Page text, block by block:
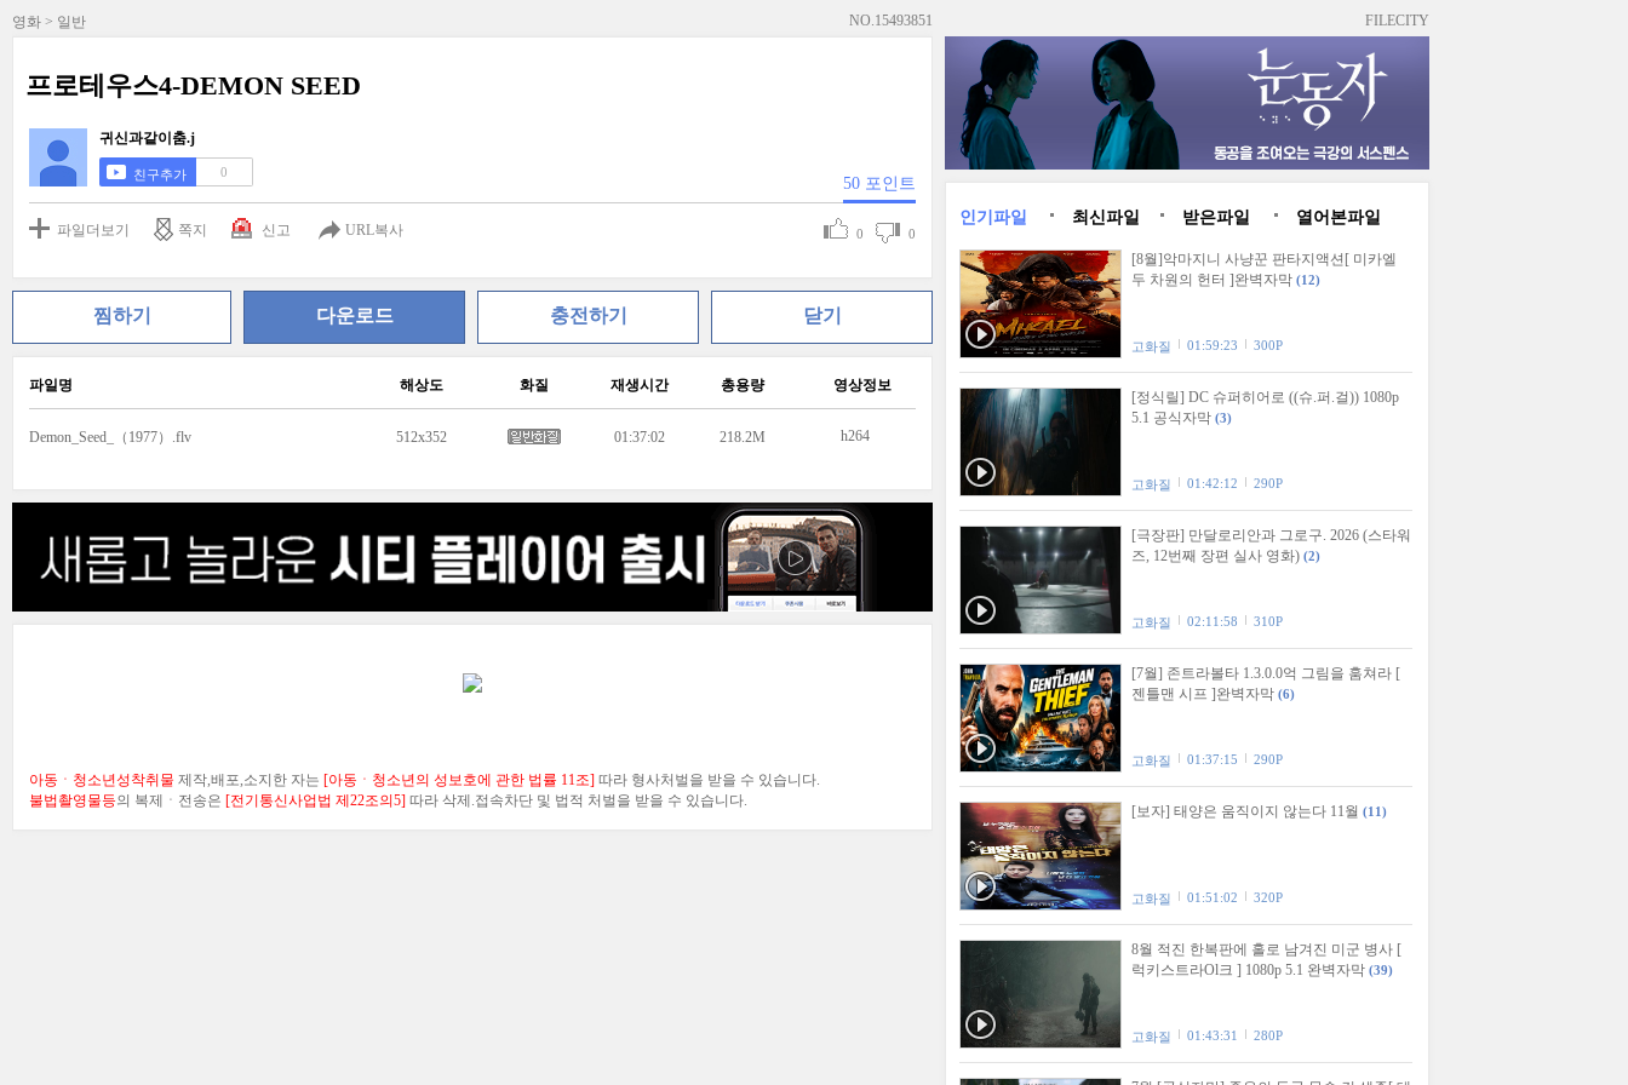
영화 > 일반 NO.15493851
프로테우스4-DEMON SEED
귀신과같이춤.j
친구추가 0
50 포인트
파일더보기 쪽지 신고 URL복사 0 0
찜하기 다운로드 충전하기 닫기
파일명 해상도 화질 재생시간 총용량 영상정보
Demon_Seed_（1977）.flv 512x352 01:37:02 218.2M h264
아동ㆍ청소년성착취물 제작,배포,소지한 자는 [아동ㆍ청소년의 성보호에 관한 법률 11조] 따라 형사처벌을 받을 수 있습니다.
불법촬영물등의 복제ㆍ전송은 [전기통신사업법 제22조의5] 따라 삭제.접속차단 및 법적 처벌을 받을 수 있습니다.
FILECITY
인기파일 최신파일 받은파일 열어본파일
[8월]악마지니 사냥꾼 판타지액션[ 미카엘
두 차원의 헌터 ]완벽자막 (12)
고화질 01:59:23 300P
[정식릴] DC 슈퍼히어로 ((슈.퍼.걸)) 1080p
5.1 공식자막 (3)
고화질 01:42:12 290P
[극장판] 만달로리안과 그로구. 2026 (스타워
즈, 12번째 장편 실사 영화) (2)
고화질 02:11:58 310P
[7월] 존트라볼타 1.3.0.0억 그림을 훔쳐라 [
젠틀맨 시프 ]완벽자막 (6)
고화질 01:37:15 290P
[보자] 태양은 움직이지 않는다 11월 (11)
고화질 01:51:02 320P
8월 적진 한복판에 홀로 남겨진 미군 병사 [
럭키스트라Ol크 ] 1080p 5.1 완벽자막 (39)
고화질 01:43:31 280P